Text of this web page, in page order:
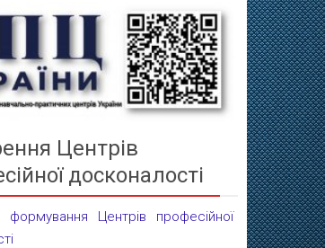
Центрів
досконалості
формування Центрів професійної